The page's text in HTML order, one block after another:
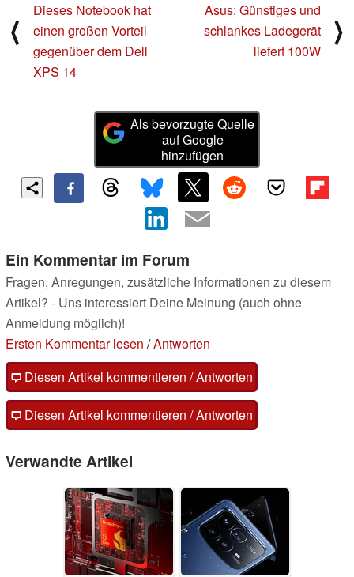
⟨
Dieses Notebook hat
einen großen Vorteil
gegenüber dem Dell
XPS 14
Asus: Günstiges und
schlankes Ladegerät
liefert 100W
⟩
Als bevorzugte Quelle
auf Google
hinzufügen
Ein Kommentar im Forum
Fragen, Anregungen, zusätzliche Informationen zu diesem
Artikel? - Uns interessiert Deine Meinung (auch ohne
Anmeldung möglich)!
Ersten Kommentar lesen /Antworten
Diesen Artikel kommentieren / Antworten
Diesen Artikel kommentieren / Antworten
Verwandte Artikel